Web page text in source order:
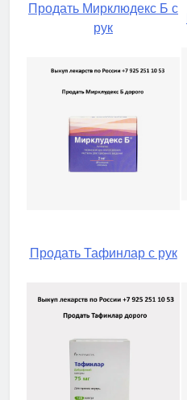
Продать Мирклюдекс Б с
рук
Продать Тафинлар с рук